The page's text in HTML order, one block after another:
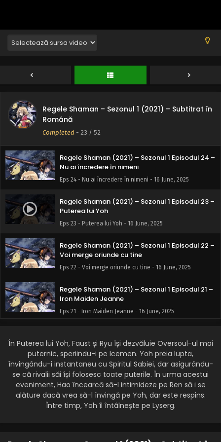
Regele Shaman – Sezonul 1 (2021) – Subtitrat în
Română
Completed - 23 / 52
Regele Shaman (2021) – Sezonul 1 Episodul 26 –
Mikihisa Typhoon
Regele Shaman (2021) – Sezonul 1 Episodul 25 –
Marele Onmyoji Hao Asakura
Eps 25 - Marele Onmyoji Hao Asakura - 16 June, 2025
Regele Shaman (2021) – Sezonul 1 Episodul 24 –
Nu ai încredere în nimeni
Eps 24 - Nu ai încredere în nimeni - 16 June, 2025
Regele Shaman (2021) – Sezonul 1 Episodul 23 –
Puterea lui Yoh
Eps 23 - Puterea lui Yoh - 16 June, 2025
Regele Shaman (2021) – Sezonul 1 Episodul 22 –
Voi merge oriunde cu tine
Eps 22 - Voi merge oriunde cu tine - 16 June, 2025
Regele Shaman (2021) – Sezonul 1 Episodul 21 –
Iron Maiden Jeanne
Eps 21 - Iron Maiden Jeanne - 16 June, 2025
Crăciunul lui Chocolove
Eps 20 - Crăciunul lui Chocolove - 3 June, 2025
Regele Shaman (2021) – Sezonul 1 Episodul 19 –
Jaguarul negru
Eps 19 - Jaguarul negru - 3 June, 2025
În Puterea lui Yoh, Faust și Ryu își dezvăluie Oversoul-ul mai
puternic, speriindu-i pe Icemen. Yoh preia lupta,
învingându-i instantaneu cu Spiritul Sabiei, dar asigurându-
se că rivalii săi își folosesc toate puterile. În urma acestui
eveniment, Hao încearcă să-l intimideze pe Ren să i se
alăture dacă vrea să-l învingă pe Yoh, dar este respins.
Între timp, Yoh îl întâlnește pe Lyserg.